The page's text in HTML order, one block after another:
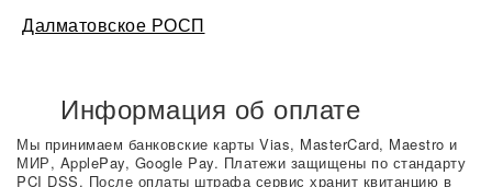
Далматовское РОСП
Информация об оплате
Мы принимаем банковские карты Vias, MasterCard, Maestro и
МИР, ApplePay, Google Pay. Платежи защищены по стандарту
PCI DSS. После оплаты штрафа сервис хранит квитанцию в